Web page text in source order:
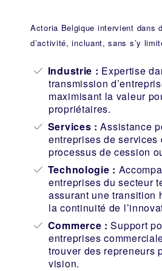
Actoria Belgique intervient dans
d’activité, incluant, sans s’y
Industrie : Expertise
transmission
maximisant la valeur
propriétaires.
Services : Assistance
entreprises de services
processus de cession
Technologie :
entreprises du secteur
assurant une transition
la continuité de
Commerce : Support
entreprises
trouver des repreneurs
vision.